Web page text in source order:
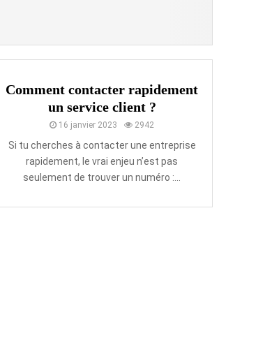
Comment contacter rapidement
un service client ?
16 janvier 2023 2942
Si tu cherches à contacter une entreprise
rapidement, le vrai enjeu n’est pas
seulement de trouver un numéro :...